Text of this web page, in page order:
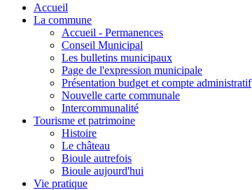
Accueil
La commune
Accueil - Permanences
Conseil Municipal
Les bulletins municipaux
Page de l'expression municipale
Présentation budget et compte administratif
Nouvelle carte communale
Intercommunalité
Tourisme et patrimoine
Histoire
Le château
Bioule autrefois
Bioule aujourd'hui
Vie pratique